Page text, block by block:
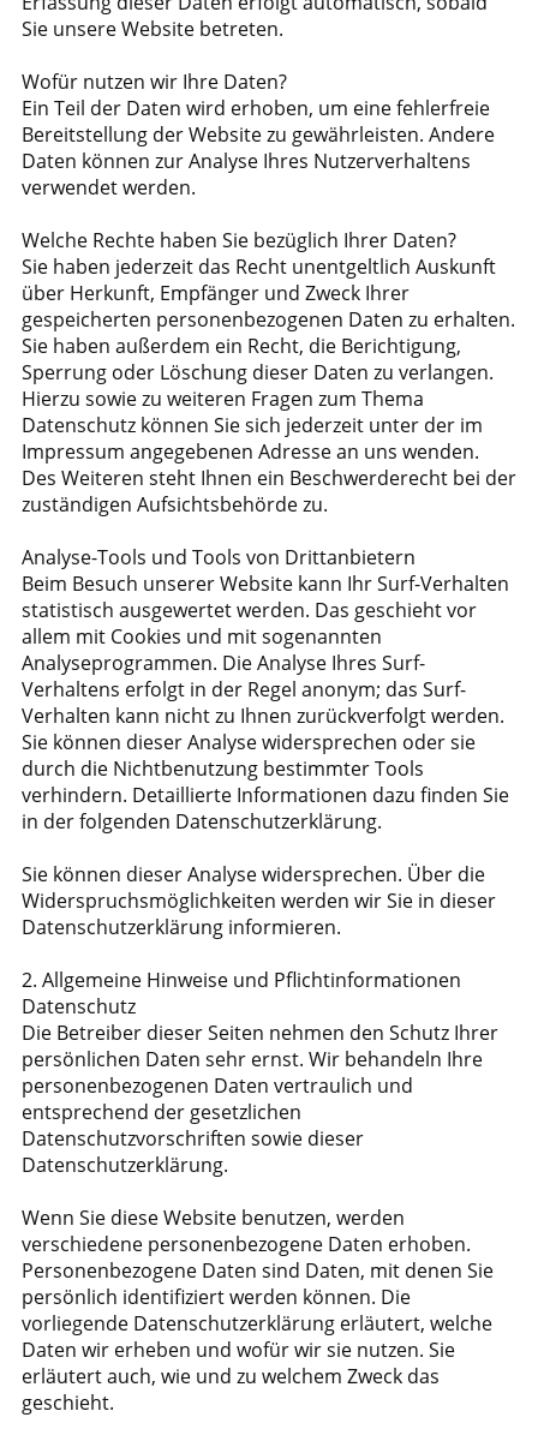
Sie unsere Website betreten.
Wofür nutzen wir Ihre Daten?
Ein Teil der Daten wird erhoben, um eine fehlerfreie
Bereitstellung der Website zu gewährleisten. Andere
Daten können zur Analyse Ihres Nutzerverhaltens
verwendet werden.
Welche Rechte haben Sie bezüglich Ihrer Daten?
Sie haben jederzeit das Recht unentgeltlich Auskunft
über Herkunft, Empfänger und Zweck Ihrer
gespeicherten personenbezogenen Daten zu erhalten.
Sie haben außerdem ein Recht, die Berichtigung,
Sperrung oder Löschung dieser Daten zu verlangen.
Hierzu sowie zu weiteren Fragen zum Thema
Datenschutz können Sie sich jederzeit unter der im
Impressum angegebenen Adresse an uns wenden.
Des Weiteren steht Ihnen ein Beschwerderecht bei der
zuständigen Aufsichtsbehörde zu.
Analyse-Tools und Tools von Drittanbietern
Beim Besuch unserer Website kann Ihr Surf-Verhalten
statistisch ausgewertet werden. Das geschieht vor
allem mit Cookies und mit sogenannten
Analyseprogrammen. Die Analyse Ihres Surf-
Verhaltens erfolgt in der Regel anonym; das Surf-
Verhalten kann nicht zu Ihnen zurückverfolgt werden.
Sie können dieser Analyse widersprechen oder sie
durch die Nichtbenutzung bestimmter Tools
verhindern. Detaillierte Informationen dazu finden Sie
in der folgenden Datenschutzerklärung.
Sie können dieser Analyse widersprechen. Über die
Widerspruchsmöglichkeiten werden wir Sie in dieser
Datenschutzerklärung informieren.
2. Allgemeine Hinweise und Pflichtinformationen
Datenschutz
Die Betreiber dieser Seiten nehmen den Schutz Ihrer
persönlichen Daten sehr ernst. Wir behandeln Ihre
personenbezogenen Daten vertraulich und
entsprechend der gesetzlichen
Datenschutzvorschriften sowie dieser
Datenschutzerklärung.
Wenn Sie diese Website benutzen, werden
verschiedene personenbezogene Daten erhoben.
Personenbezogene Daten sind Daten, mit denen Sie
persönlich identifiziert werden können. Die
vorliegende Datenschutzerklärung erläutert, welche
Daten wir erheben und wofür wir sie nutzen. Sie
erläutert auch, wie und zu welchem Zweck das
geschieht.